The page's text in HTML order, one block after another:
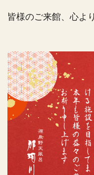
皆様のご来館、心よ